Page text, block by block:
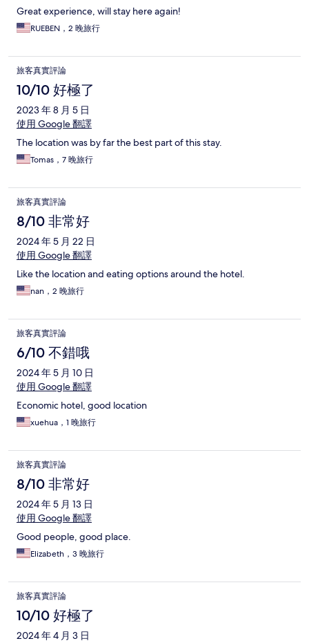
Great experience, will stay here again!
RUEBEN，2 晚旅行
旅客真實評論
10/10 好極了
2023 年 8 月 5 日
使用 Google 翻譯
The location was by far the best part of this stay.
Tomas，7 晚旅行
旅客真實評論
8/10 非常好
2024 年 5 月 22 日
使用 Google 翻譯
Like the location and eating options around the hotel.
nan，2 晚旅行
旅客真實評論
6/10 不錯哦
2024 年 5 月 10 日
使用 Google 翻譯
Economic hotel, good location
xuehua，1 晚旅行
旅客真實評論
8/10 非常好
2024 年 5 月 13 日
使用 Google 翻譯
Good people, good place.
Elizabeth，3 晚旅行
旅客真實評論
10/10 好極了
2024 年 4 月 3 日